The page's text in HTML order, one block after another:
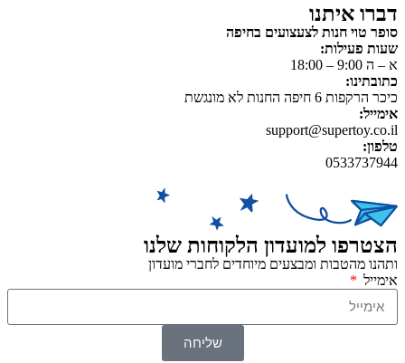
דברו איתנו
סופר טוי חנות לצעצועים בחיפה
שעות פעילות:
א – ה 9:00 – 18:00
כתובתינו:
כיכר הרקפות 6 חיפה החנות לא מונגשת
אימייל:
support@supertoy.co.il
טלפון:
0533737944
הצטרפו למועדון הלקוחות שלנו
ותהנו מהטבות ומבצעים מיוחדים לחברי מועדון
אימייל
שליחה